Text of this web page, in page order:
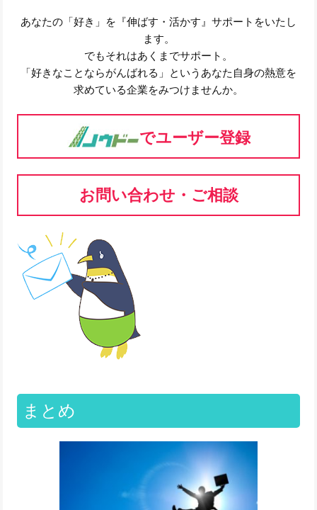
あなたの「好き」を『伸ばす・活かす』サポートをいたし
ます。
でもそれはあくまでサポート。
「好きなことならがんばれる」というあなた自身の熱意を
求めている企業をみつけませんか。
でユーザー登録
お問い合わせ・ご相談
まとめ